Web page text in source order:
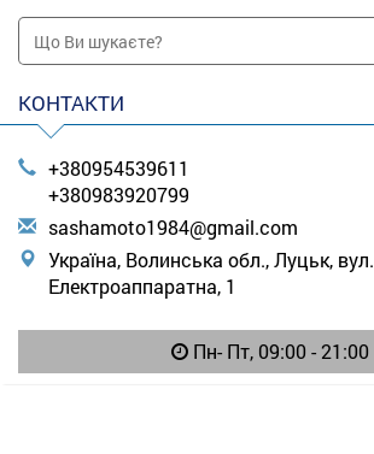
КОНТАКТИ
+380954539611
+380983920799
sashamoto1984@gmail.com
Україна, Волинська обл., Луцьк, вул.
Електроаппаратна, 1
Пн- Пт, 09:00 - 21:00